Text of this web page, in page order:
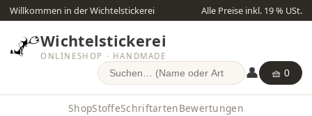
Willkommen in der Wichtelstickerei Alle Preise inkl. 19 % USt.
Wichtelstickerei
ONLINESHOP · HANDMADE
👤 🧺 0
ShopStoffeSchriftartenBewertungen